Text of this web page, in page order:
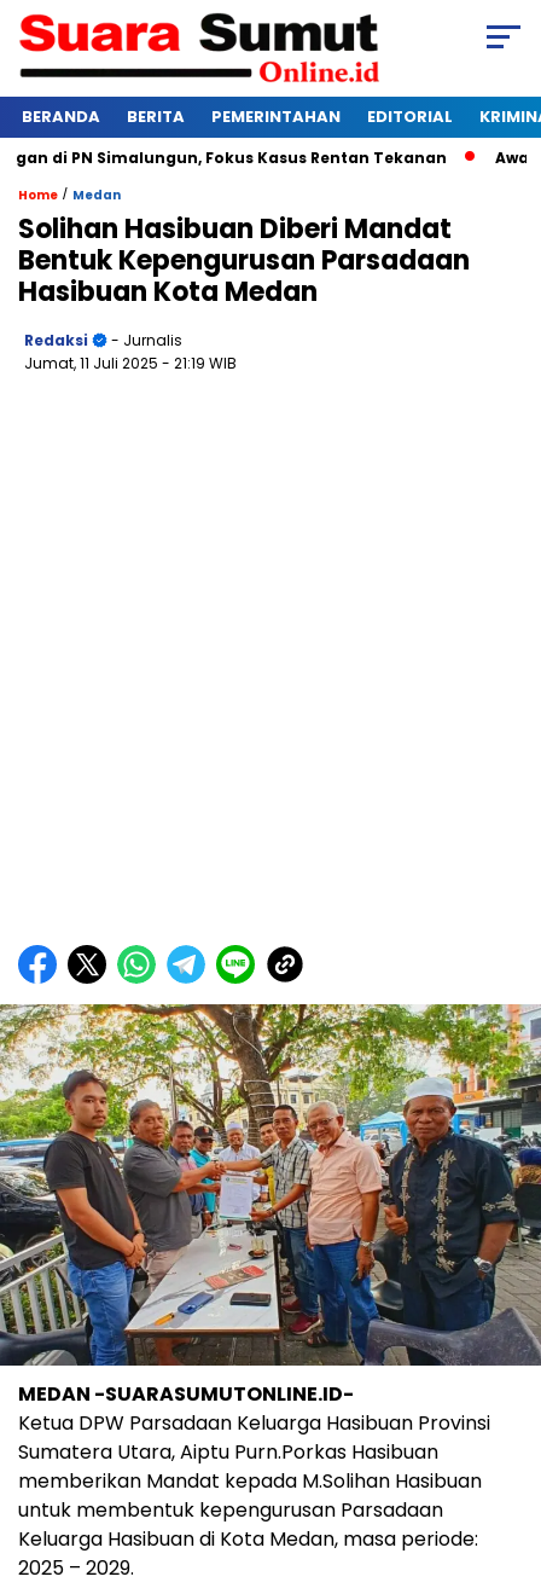
BERANDA BERITA PEMERINTAHAN EDITORIAL
PN Simalungun, Fokus Kasus Rentan Tekanan Awas
Home / Medan
Solihan Hasibuan Diberi Mandat
Bentuk Kepengurusan Parsadaan
Hasibuan Kota Medan
Redaksi
- Jurnalis
Jumat, 11 Juli 2025 - 21:19 WIB
MEDAN -SUARASUMUTONLINE.ID-
Ketua DPW Parsadaan Keluarga Hasibuan Provinsi
Sumatera Utara, Aiptu Purn.Porkas Hasibuan
memberikan Mandat kepada M.Solihan Hasibuan
untuk membentuk kepengurusan Parsadaan
Keluarga Hasibuan di Kota Medan, masa periode:
2025 – 2029.